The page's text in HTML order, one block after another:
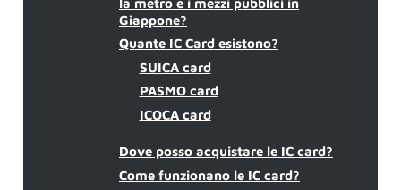
Giappone?
Quante IC Card esistono?
SUICA card
PASMO card
ICOCA card
Dove posso acquistare le IC card?
Come funzionano le IC card?